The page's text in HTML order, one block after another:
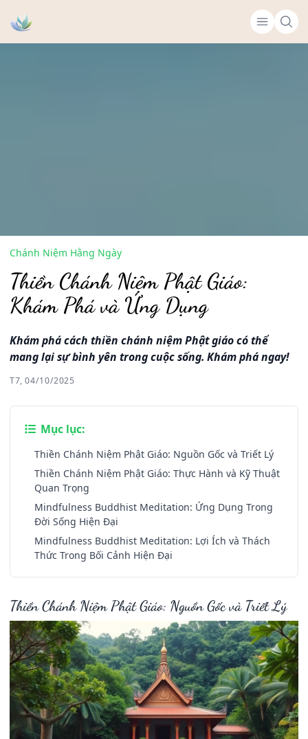
Chánh Niệm Hằng Ngày
Thiền Chánh Niệm Phật Giáo:
Khám Phá và Ứng Dụng
Khám phá cách thiền chánh niệm Phật giáo có thể
mang lại sự bình yên trong cuộc sống. Khám phá ngay!
T7, 04/10/2025
Mục lục:
Thiền Chánh Niệm Phật Giáo: Nguồn Gốc và Triết Lý
Thiền Chánh Niệm Phật Giáo: Thực Hành và Kỹ Thuật
Quan Trọng
Mindfulness Buddhist Meditation: Ứng Dụng Trong
Đời Sống Hiện Đại
Mindfulness Buddhist Meditation: Lợi Ích và Thách
Thức Trong Bối Cảnh Hiện Đại
Thiền Chánh Niệm Phật Giáo: Nguồn Gốc và Triết Lý